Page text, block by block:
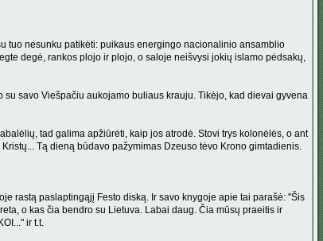
tuo nesunku patikėti: puikaus energingo nacionalinio ansamblio
degė, rankos plojo ir plojo, o saloje neišvysi jokių islamo pėdsakų,
savo Viešpačiu aukojamo buliaus krauju. Tikėjo, kad dievai gyvena
tad galima apžiūrėti, kaip jos atrodė. Stovi trys kolonėlės, o ant
Tą dieną būdavo pažymimas Dzeuso tėvo Krono gimtadienis.
rastą paslaptingąjį Festo diską. Ir savo knygoje apie tai parašė: "Šis
o kas čia bendro su Lietuva. Labai daug. Čia mūsų praeitis ir
ir t.t.